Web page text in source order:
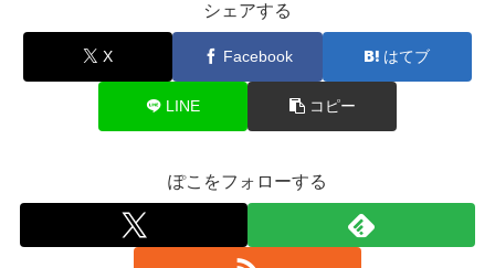
シェアする
X Facebook はてブ
LINE コピー
ぽこをフォローする